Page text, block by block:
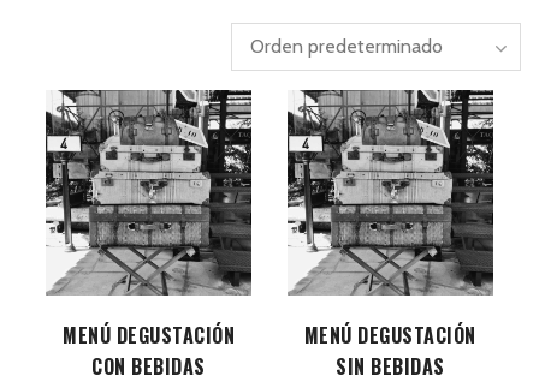
MENÚ DEGUSTACIÓN
CON BEBIDAS
MENÚ DEGUSTACIÓN
SIN BEBIDAS